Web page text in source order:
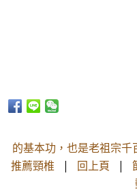
的基本功，也是老祖宗
推薦頸椎 | 回上頁 |